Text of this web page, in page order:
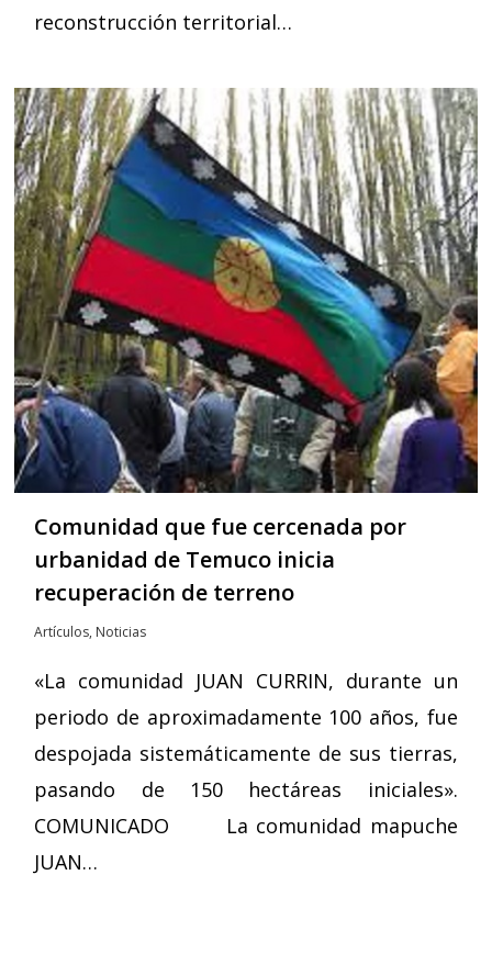
reconstrucción territorial…
Comunidad que fue cercenada por
urbanidad de Temuco inicia
recuperación de terreno
Artículos, Noticias
«La comunidad JUAN CURRIN, durante un
periodo de aproximadamente 100 años, fue
despojada sistemáticamente de sus tierras,
pasando de 150 hectáreas iniciales».
COMUNICADO La comunidad mapuche
JUAN…